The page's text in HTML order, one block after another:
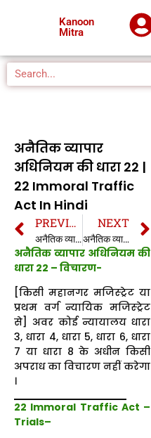
Kanoon
Mitra
अनैतिक व्यापार
अधिनियम की धारा 22 |
22 Immoral Traffic
Act In Hindi
PREVIOUS
अनैतिक व्यापार अधिनियम की धारा 21A | 21A Immoral Traffic Act In Hindi
NEXT
अनैतिक व्यापार अधिनियम की धारा 22A | 22A Immoral Traffic Act In Hindi
अनैतिक व्यापार अधिनियम की
धारा 22 – विचारण-
[किसी महानगर मजिस्ट्रेट या
प्रथम वर्ग न्यायिक मजिस्ट्रेट
से] अवर कोई न्यायालय धारा
3, धारा 4, धारा 5, धारा 6, धारा
7 या धारा 8 के अधीन किसी
अपराध का विचारण नहीं करेगा
।
22 Immoral Traffic Act –
Trials–